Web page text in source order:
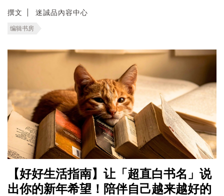
撰文 迷誠品內容中心
编辑书房
【好好生活指南】让「超直白书名」说
出你的新年希望！陪伴自己越来越好的